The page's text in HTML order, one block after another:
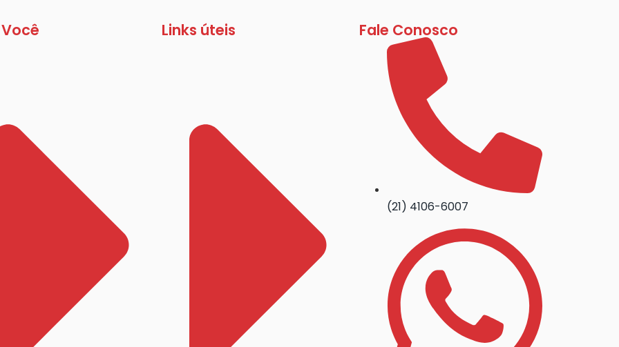
Links úteis Fale Conosco
(21) 4106-6007